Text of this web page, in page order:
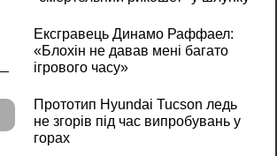
Ексгравець Динамо Раффаел:
«Блохін не давав мені багато
ігрового часу»
Прототип Hyundai Tucson ледь
не згорів під час випробувань у
горах